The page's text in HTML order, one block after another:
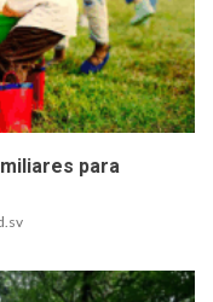
para